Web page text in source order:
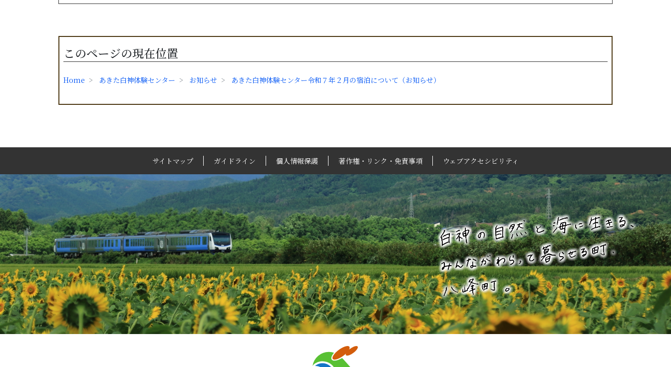
このページの現在位置
Home あきた白神体験センター お知らせ あきた白神体験センター令和７年２月の宿泊について（お知らせ）
サイトマップ ガイドライン 個人情報保護 著作権・リンク・免責事項 ウェブアクセシビリティ